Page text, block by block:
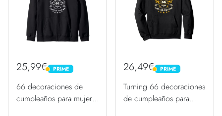
25,99€ PRIME
PRIME
66 decoraciones de
cumpleaños para mujer,
26,49€ PRIME
PRIME
Turning 66 decoraciones
de cumpleaños para